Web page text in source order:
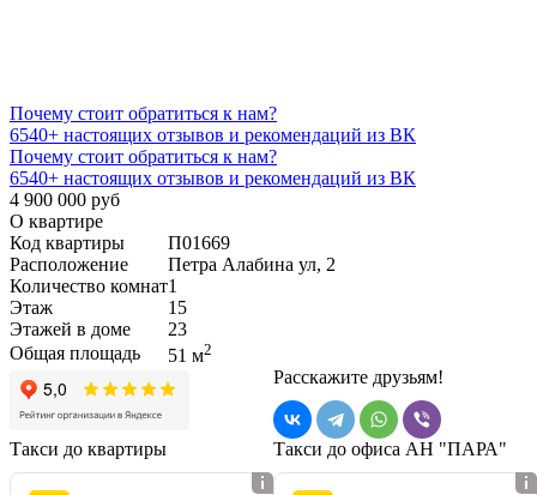
Почему стоит обратиться к нам?
6540+ настоящих отзывов и рекомендаций из ВК
Почему стоит обратиться к нам?
6540+ настоящих отзывов и рекомендаций из ВК
4 900 000 руб
О квартире
Код квартиры
П01669
Расположение
Петра Алабина ул, 2
Количество комнат1
Этаж
15
Этажей в доме
23
Общая площадь
51 м2
Расскажите друзьям!
Такси до квартиры Такси до офиса АН "ПАРА"